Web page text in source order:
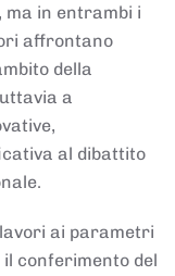
in entrambi i
affrontano
della
a
al dibattito
ai parametri
conferimento del